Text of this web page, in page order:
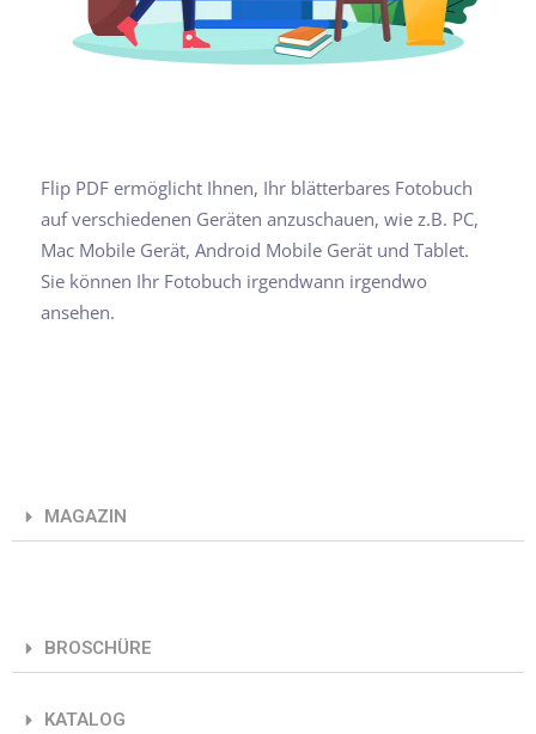
Flip PDF ermöglicht Ihnen, Ihr blätterbares Fotobuch
auf verschiedenen Geräten anzuschauen, wie z.B. PC,
Mac Mobile Gerät, Android Mobile Gerät und Tablet.
Sie können Ihr Fotobuch irgendwann irgendwo
ansehen.
MAGAZIN
BROSCHÜRE
KATALOG